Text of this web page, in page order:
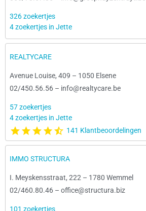
326 zoekertjes
4 zoekertjes in Jette
REALTYCARE
Avenue Louise, 409 – 1050 Elsene
02/450.56.56 – info@realtycare.be
57 zoekertjes
4 zoekertjes in Jette
141 Klantbeoordelingen
IMMO STRUCTURA
I. Meyskensstraat, 222 – 1780 Wemmel
02/460.80.46 – office@structura.biz
101 zoekertjes